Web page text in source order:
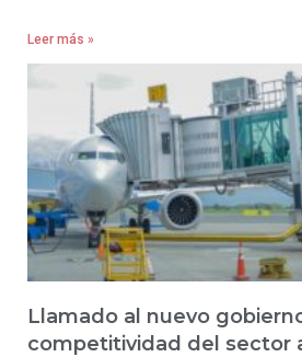
Leer más »
Llamado al nuevo
competitividad del sector